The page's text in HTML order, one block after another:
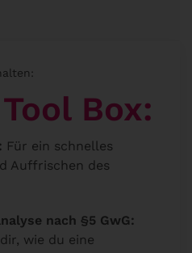
Box:
Für ein schnelles
Auffrischen des
nach §5 GwG:
wie du eine